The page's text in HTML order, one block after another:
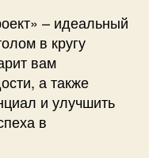
– идеальный
в кругу
вам
а также
и улучшить
в